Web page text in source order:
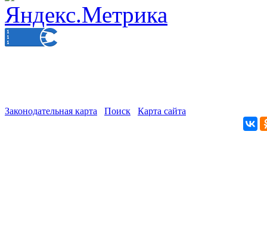
Законодательная карта Поиск Карта сайта